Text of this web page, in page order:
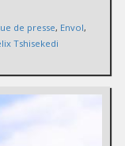
de presse, Envol,
Tshisekedi